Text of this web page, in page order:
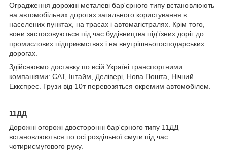
Оградження дорожні металеві бар'єрного типу встановлюють
на автомобільних дорогах загального користування в
населених пунктах, на трасах і автомагістралях. Крім того,
вони застосовуються під час будівництва під'їзних доріг до
промислових підприємствах і на внутрішньогосподарських
дорогах.
Здійснюємо доставку по всій Україні транспортними
компаніями: САТ, Інтайм, Делівері, Нова Пошта, Нічний
Еккспрес. Грузи від 10т перевозяться окремим автомобілем.
11ДД
Дорожні огорожі двосторонні бар'єрного типу 11ДД
встановлюються по осі роздільної смуги під час
чотирисмугового руху.